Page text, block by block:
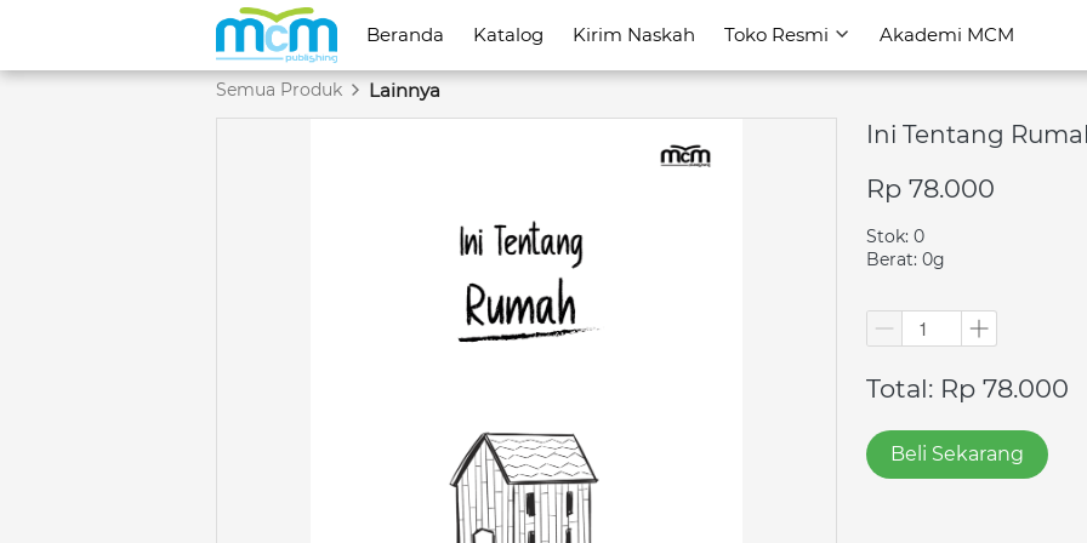
Beranda Katalog Kirim Naskah Toko Resmi Akademi MCM
Beranda Katalog Kirim Naskah Toko Resmi Akademi MCM
Semua Produk Lainnya
Ini Tentang
Rp 78.000
Stok: 0
Berat: 0g
Total: Rp 78.000
`
Beli Sekarang